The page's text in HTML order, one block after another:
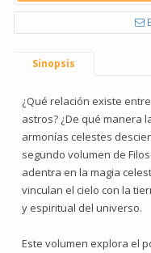
Sinopsis
¿Qué relación existe
astros? ¿De qué manera
armonías celestes
segundo volumen de
adentra en la magia
vinculan el cielo con la
y espiritual del universo.
Este volumen explora el